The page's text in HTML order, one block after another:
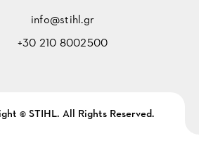
info@stihl.gr
+30 210 8002500
© STIHL. All Rights Reserved.